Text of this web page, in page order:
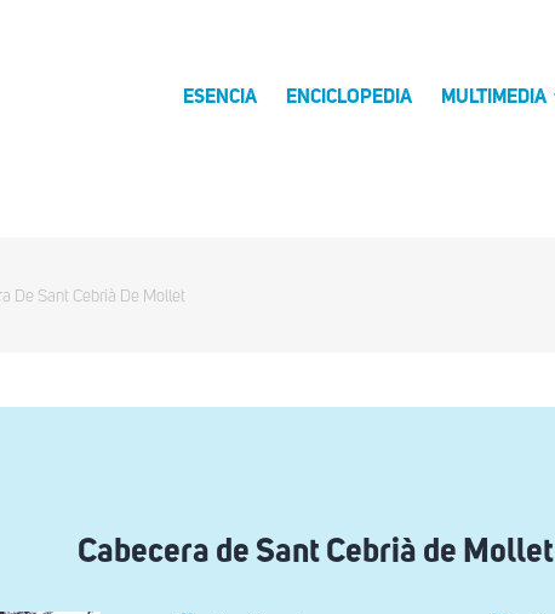
ESENCIA ENCICLOPEDIA MULTIMEDIA
De Sant Cebrià De Mollet
Cabecera de Sant Cebrià de Mollet